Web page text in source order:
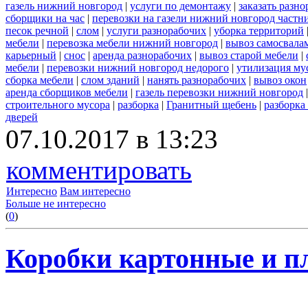
газель нижний новгород | услуги по демонтажу | заказать
сборщики на час | перевозки на газели нижний новгород
песок речной | слом | услуги разнорабочих | уборка территорий
мебели | перевозка мебели нижний новгород | вывоз
карьерный | снос | аренда разнорабочих | вывоз старой мебели |
мебели | перевозки нижний новгород недорого | утилизация
сборка мебели | слом зданий | нанять разнорабочих | вывоз окон
аренда сборщиков мебели | газель перевозки нижний новгород
строительного мусора | разборка | Гранитный щебень |
дверей
07.10.2017 в 13:23
комментировать
Интересно Вам интересно
Больше не интересно
(0)
Коробки картонные и